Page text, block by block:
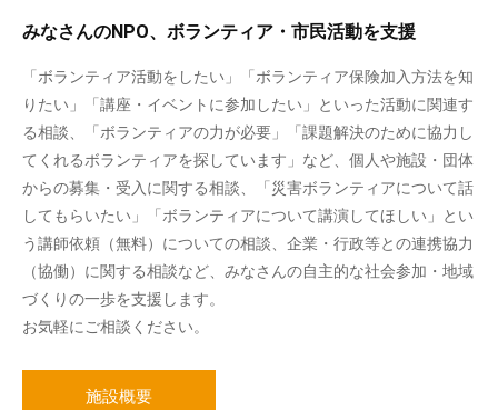
みなさんのNPO、ボランティア・市民活動を支援
「ボランティア活動をしたい」「ボランティア保険加入方法を知
りたい」「講座・イベントに参加したい」といった活動に関連す
る相談、「ボランティアの力が必要」「課題解決のために協力し
てくれるボランティアを探しています」など、個人や施設・団体
からの募集・受入に関する相談、「災害ボランティアについて話
してもらいたい」「ボランティアについて講演してほしい」とい
う講師依頼（無料）についての相談、企業・行政等との連携協力
（協働）に関する相談など、みなさんの自主的な社会参加・地域
づくりの一歩を支援します。
お気軽にご相談ください。
施設概要